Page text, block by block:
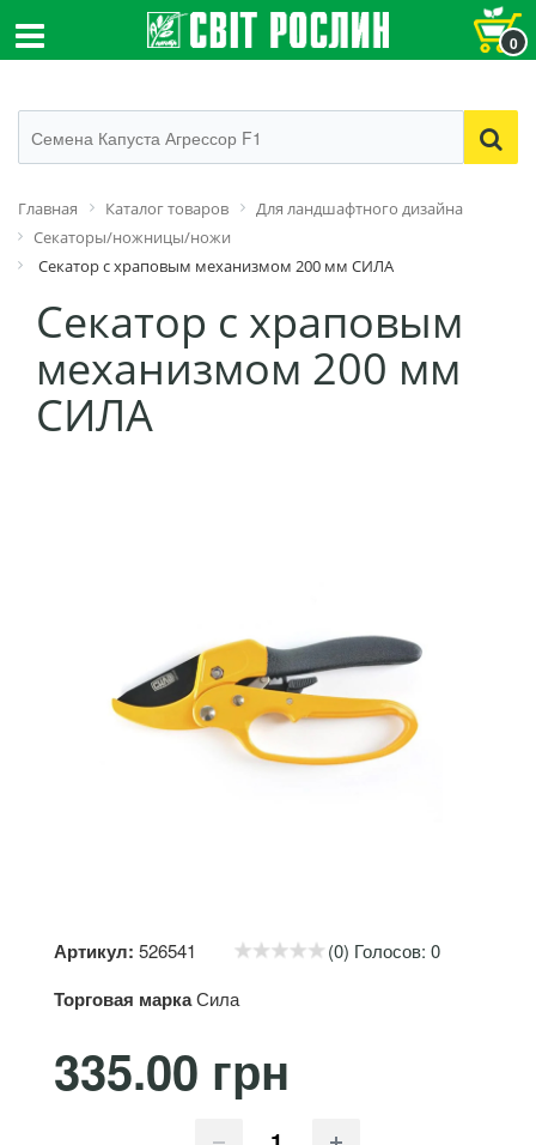
0
Главная Каталог товаров
Для ландшафтного дизайна
Секаторы/ножницы/ножи
Секатор с храповым механизмом 200 мм СИЛА
Секатор с храповым
механизмом 200 мм
СИЛА
Артикул: 526541 (0) Голосов: 0
Торговая маркаСила
335.00 грн